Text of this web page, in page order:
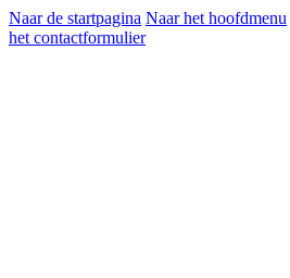
Naar de startpagina Naar het hoofdmenu
het contactformulier